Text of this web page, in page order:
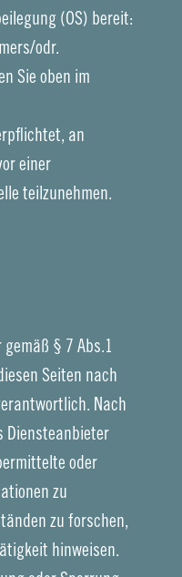
(OS) bereit:
odr.
Sie oben im
an
einer
teilzunehmen.
§ 7 Abs.1
Seiten nach
Nach
Diensteanbieter
oder
zu
zu forschen,
hinweisen.